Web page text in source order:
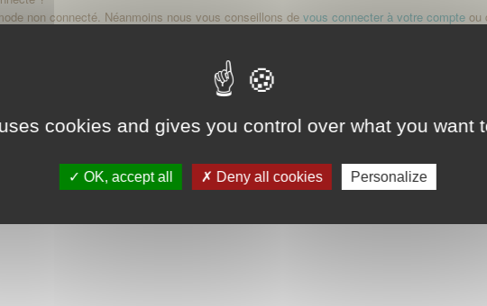
cookies and gives you control over what you want
OK, accept all Deny all cookies Personalize
non connecté. Néanmoins nous vous conseillons de vous connecter à votre compte ou
Démarrer